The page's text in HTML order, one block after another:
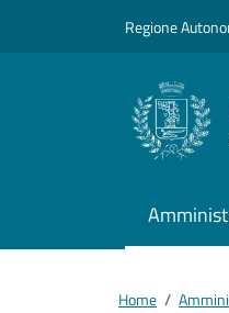
Regione
Home /